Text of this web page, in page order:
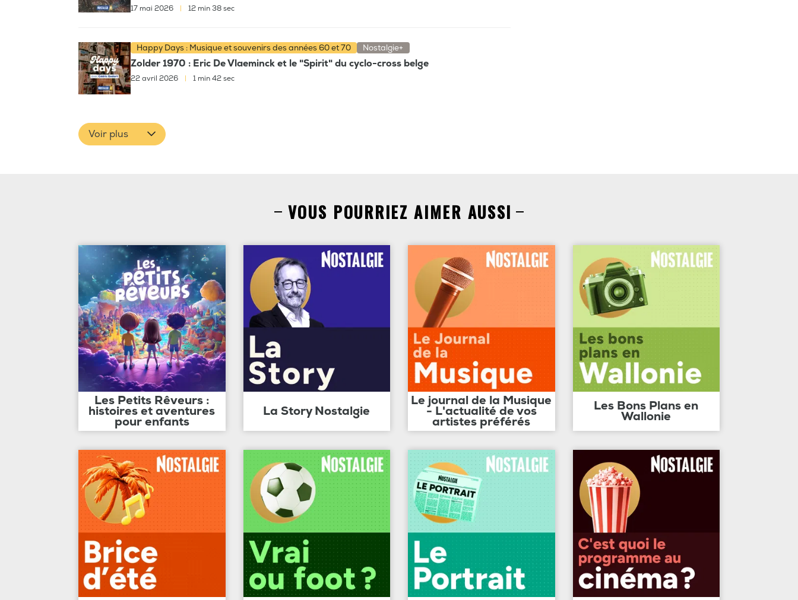
17 mai 2026 | 12 min 38 sec
Happy Days : Musique et souvenirs des années 60 et 70 Nostalgie+
Zolder 1970 : Eric De Vlaeminck et le "Spirit" du cyclo-cross belge
22 avril 2026 1 min 42 sec
Voir plus
VOUS POURRIEZ AIMER AUSSI
Les Petits Rêveurs :
histoires et aventures
pour enfants
La Story Nostalgie
Le journal de la Musique
- L'actualité de vos
artistes préférés
Les Bons Plans en
Wallonie